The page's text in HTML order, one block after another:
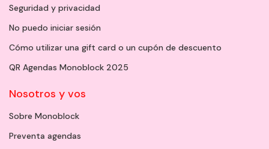
Seguridad y privacidad
No puedo iniciar sesión
Cómo utilizar una gift card o un cupón de descuento
QR Agendas Monoblock 2025
Nosotros y vos
Sobre Monoblock
Preventa agendas